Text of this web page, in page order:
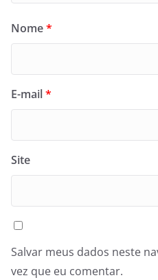
Nome*
E-mail*
Site
Salvar meus dados neste
vez que eu comentar.